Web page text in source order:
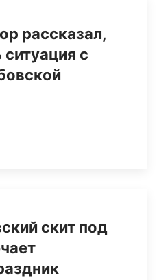
рассказал,
с
скит под